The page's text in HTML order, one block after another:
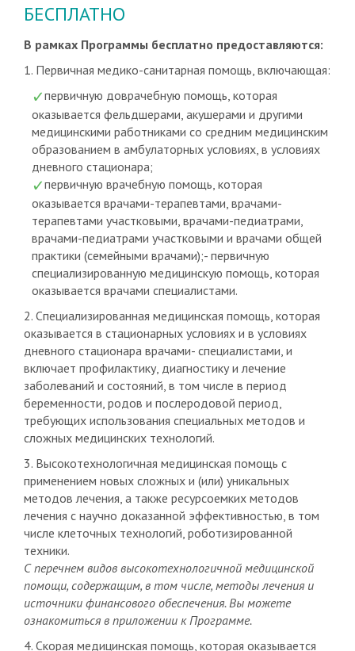
БЕСПЛАТНО
В рамках Программы бесплатно предоставляются:
1. Первичная медико-санитарная помощь, включающая:
первичную доврачебную помощь, которая
оказывается фельдшерами, акушерами и другими
медицинскими работниками со средним медицинским
образованием в амбулаторных условиях, в условиях
дневного стационара;
первичную врачебную помощь, которая
оказывается врачами-терапевтами, врачами-
терапевтами участковыми, врачами-педиатрами,
врачами-педиатрами участковыми и врачами общей
практики (семейными врачами);- первичную
специализированную медицинскую помощь, которая
оказывается врачами специалистами.
2. Специализированная медицинская помощь, которая
оказывается в стационарных условиях и в условиях
дневного стационара врачами- специалистами, и
включает профилактику, диагностику и лечение
заболеваний и состояний, в том числе в период
беременности, родов и послеродовой период,
требующих использования специальных методов и
сложных медицинских технологий.
3. Высокотехнологичная медицинская помощь с
применением новых сложных и (или) уникальных
методов лечения, а также ресурсоемких методов
лечения с научно доказанной эффективностью, в том
числе клеточных технологий, роботизированной
техники.
С перечнем видов высокотехнологичной медицинской
помощи, содержащим, в том числе, методы лечения и
источники финансового обеспечения. Вы можете
ознакомиться в приложении к Программе.
4. Скорая медицинская помощь, которая оказывается